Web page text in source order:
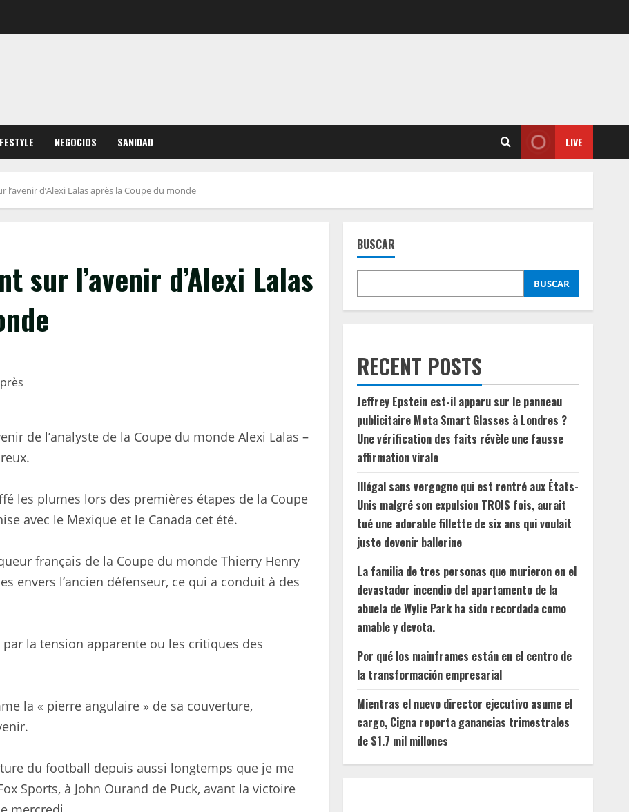
NEGOCIOS SANIDAD LIVE
l’avenir d’Alexi Lalas après la Coupe du monde
sur l’avenir d’Alexi Lalas
de l’analyste de la Coupe du monde Alexi Lalas –
les plumes lors des premières étapes de la Coupe
avec le Mexique et le Canada cet été.
français de la Coupe du monde Thierry Henry
envers l’ancien défenseur, ce qui a conduit à des
la tension apparente ou les critiques des
la « pierre angulaire » de sa couverture,
du football depuis aussi longtemps que je me
Sports, à John Ourand de Puck, avant la victoire
BUSCAR
BUSCAR
RECENT POSTS
Jeffrey Epstein est-il apparu sur le panneau
publicitaire Meta Smart Glasses à Londres ?
Une vérification des faits révèle une fausse
affirmation virale
Illégal sans vergogne qui est rentré aux États-
Unis malgré son expulsion TROIS fois, aurait
tué une adorable fillette de six ans qui voulait
juste devenir ballerine
La familia de tres personas que murieron en el
devastador incendio del apartamento de la
abuela de Wylie Park ha sido recordada como
amable y devota.
Por qué los mainframes están en el centro de
la transformación empresarial
Mientras el nuevo director ejecutivo asume el
cargo, Cigna reporta ganancias trimestrales
de $1.7 mil millones